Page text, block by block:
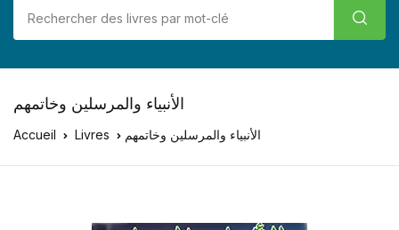
الأنبياء والمرسلين وخاتمهم
Accueil Livres الأنبياء والمرسلين وخاتمهم